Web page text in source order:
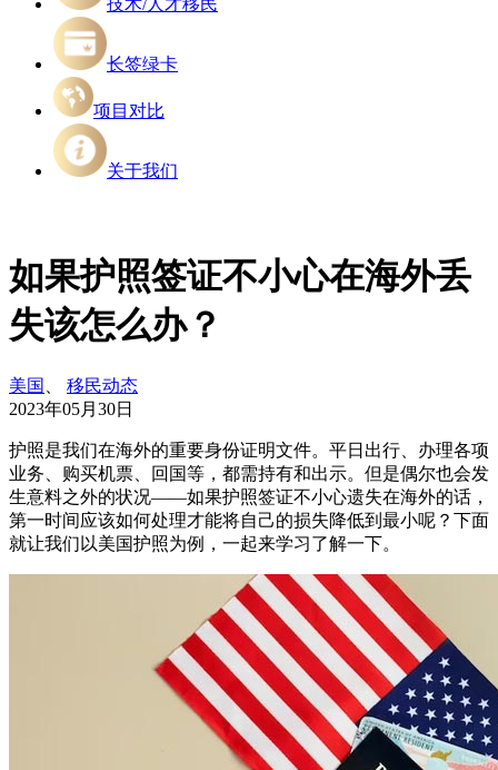
技术/人才移民
长签绿卡
项目对比
关于我们
如果护照签证不小心在海外丢
失该怎么办？
美国
移民动态
2023年05月30日
护照是我们在海外的重要身份证明文件。平日出行、办理各项
业务、购买机票、回国等，都需持有和出示。但是偶尔也会发
生意料之外的状况——如果护照签证不小心遗失在海外的话，
第一时间应该如何处理才能将自己的损失降低到最小呢？下面
就让我们以美国护照为例，一起来学习了解一下。